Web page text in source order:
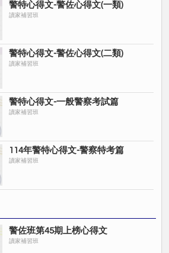
警特心得文-警佐心得文(一類)
讀家補習班
警特心得文-警佐心得文(二類)
讀家補習班
警特心得文-一般警察考試篇
讀家補習班
114年警特心得文-警察特考篇
讀家補習班
警佐班第45期上榜心得文
讀家補習班